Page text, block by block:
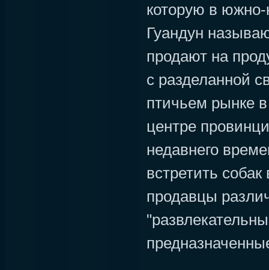
которую в южно-
Гуандун
продают на
с разделанной
птичьем рынке
центре
недавнего
встретить собак
продавцы